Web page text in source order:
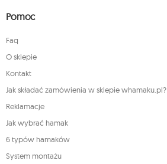
Pomoc
Faq
O sklepie
Kontakt
Jak składać zamówienia w sklepie whamaku.pl?
Reklamacje
Jak wybrać hamak
6 typów hamaków
System montażu